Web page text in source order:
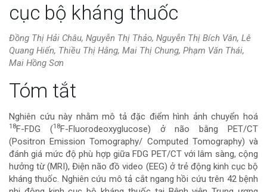
cục bộ kháng thuốc
Đồng Thị Hải Châu, Nguyễn Thị Thảo, Nguyễn Thị Bích Vân, Lê
Quang Hiển, Thiều Thị Hằng, Mai Thị Chung, Phạm Văn Thái,
Mai Hồng Sơn
Nội
dung
chính
của
Tóm tắt
Nghiên cứu này nhằm mô tả đặc điểm hình ảnh chuyển hoá
18F-FDG (18F-Fluorodeoxyglucose) ở não bằng PET/CT
(Positron Emission Tomography/ Computed Tomography) và
đánh giá mức độ phù hợp giữa FDG PET/CT với lâm sàng, cộng
hưởng từ (MRI), Điện não đồ video (EEG) ở trẻ động kinh cục bộ
kháng thuốc. Nghiên cứu mô tả cắt ngang hồi cứu trên 42 bệnh